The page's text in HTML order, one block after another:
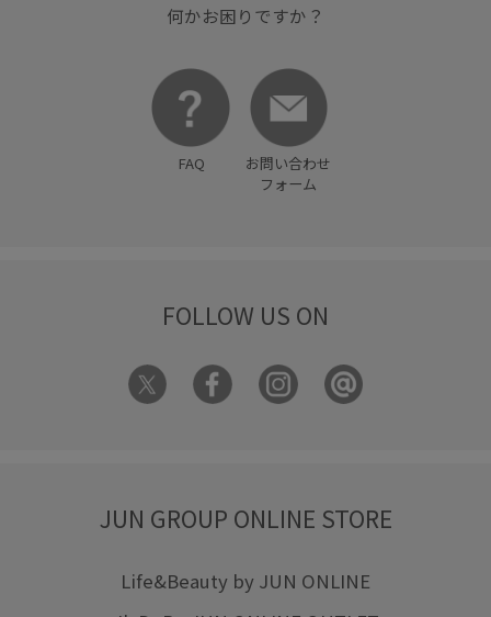
何かお困りですか？
FAQ
お問い合わせ
フォーム
FOLLOW US ON
JUN GROUP ONLINE STORE
Life&Beauty by JUN ONLINE